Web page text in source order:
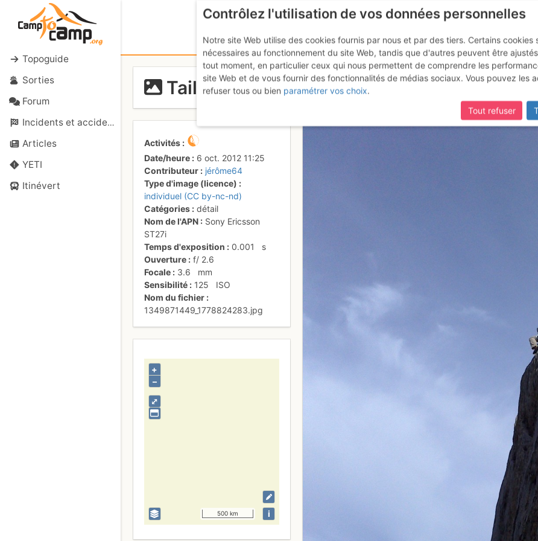
Topoguide
Sorties
Forum
Incidents et accidents
Articles
YETI
Itinévert
Taillante
Activités
Date/heure
6 oct. 2012 11:25
Contributeur
jérôme64
Type d'image (licence)
individuel (CC by-nc-nd)
Catégories
détail
Nom de l'APN
Sony Ericsson
ST27i
Temps d'exposition
0.001
s
Ouverture
f/2.6
Focale
3.6
mm
Sensibilité
125
ISO
Nom du fichier
1349871449_1778824283.jpg
⤢
+
–
500 km i
Contrôlez l'utilisation de vos données personnelles
Notre site Web utilise des cookies fournis par nous et par des tiers. Certains cookies
nécessaires au fonctionnement du site Web, tandis que d'autres peuvent être
tout moment, en particulier ceux qui nous permettent de comprendre les
site Web et de vous fournir des fonctionnalités de médias sociaux. Vous pouvez les
refuser tous ou bien paramétrer vos choix.
Tout refuser